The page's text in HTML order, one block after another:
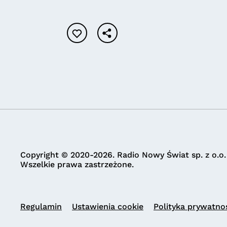
Copyright © 2020-2026. Radio Nowy Świat sp. z o.o.
Wszelkie prawa zastrzeżone.
Regulamin Ustawienia cookie Polityka